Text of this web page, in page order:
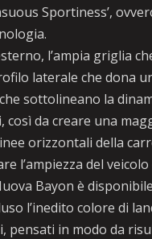
Sportiness’,
l’ampia griglia
laterale che dona
sottolineano la
da creare una
orizzontali della
l’ampiezza del
Bayon è
l’inedito colore di
pensati in modo da